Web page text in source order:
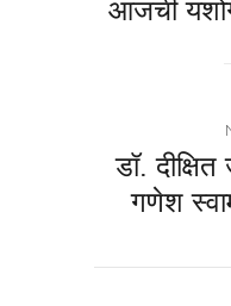
आजची
डॉ.
गणेश